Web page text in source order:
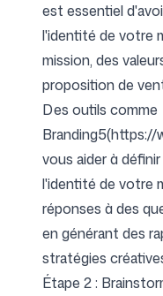
Contact
Connexion
est essentiel
l'identité de votre
mission, des
proposition de
Des outils comme
Branding5(https://
vous aider à
l'identité de votre
réponses à des
en générant des
stratégies
Étape 2 :